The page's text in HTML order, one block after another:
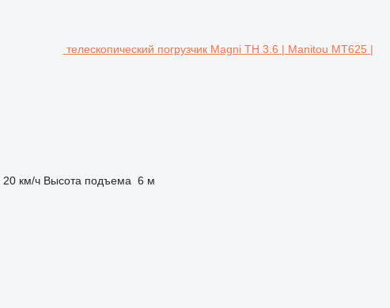
телескопический погрузчик Magni TH 3.6 | Manitou MT625 |
20 км/ч Высота подъема 6 м